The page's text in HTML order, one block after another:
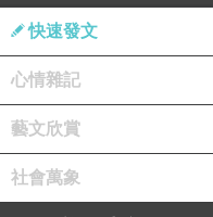
快速發文
心情雜記
藝文欣賞
社會萬象